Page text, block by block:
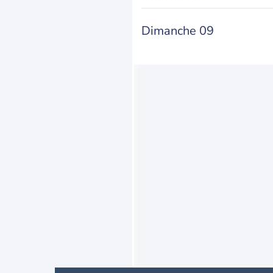
Dimanche 09